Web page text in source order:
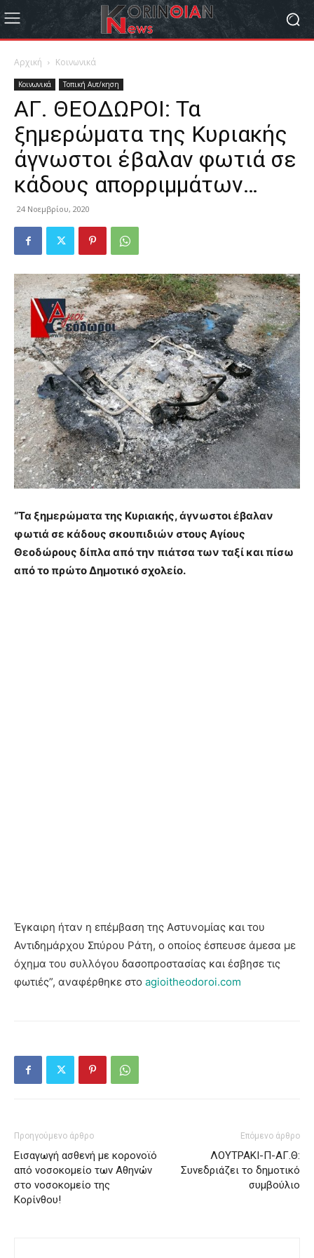
Αρχική Κοινωνικά
Κοινωνικά Τοπική Αυτ/κηση
ΑΓ. ΘΕΟΔΩΡΟΙ: Τα
ξημερώματα της Κυριακής
άγνωστοι έβαλαν φωτιά σε
κάδους απορριμμάτων…
24 Νοεμβρίου, 2020
“Τα ξημερώματα της Κυριακής, άγνωστοι έβαλαν
φωτιά σε κάδους σκουπιδιών στους Αγίους
Θεοδώρους δίπλα από την πιάτσα των ταξί και πίσω
από το πρώτο Δημοτικό σχολείο.
Έγκαιρη ήταν η επέμβαση της Αστυνομίας και του
Αντιδημάρχου Σπύρου Ράτη, ο οποίος έσπευσε άμεσα με
όχημα του συλλόγου δασοπροστασίας και έσβησε τις
φωτιές”, αναφέρθηκε στο agioitheodoroi.com
Προηγούμενο άρθρο
Εισαγωγή ασθενή με κορονοϊό
από νοσοκομείο των Αθηνών
στο νοσοκομείο της
Κορίνθου!
Επόμενο άρθρο
ΛΟΥΤΡΑΚΙ-Π-ΑΓ.Θ:
Συνεδριάζει το δημοτικό
συμβούλιο